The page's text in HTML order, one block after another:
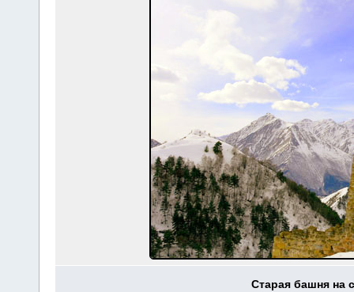
Старая башня на